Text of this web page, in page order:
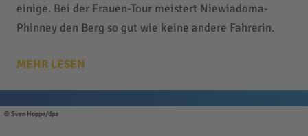
einige. Bei der Frauen-Tour meistert Niewiadoma-
Phinney den Berg so gut wie keine andere Fahrerin.
MEHR LESEN
Sven Hoppe/dpa